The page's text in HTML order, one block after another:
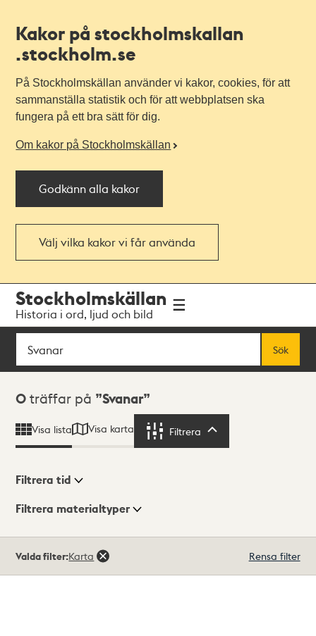
Kakor på stockholmskallan
.stockholm.se
På Stockholmskällan använder vi kakor, cookies, för att
sammanställa statistik och för att webbplatsen ska
fungera på ett bra sätt för dig.
Om kakor på Stockholmskällan
Godkänn alla kakor
Välj vilka kakor vi får använda
navigationen
huvudinnehållet
Stockholmskällan
Historia i ord, ljud och bild
Sök
Sök
Sökresultat
0 träffar på Svanar
Visa lista Visa karta Filtrera
Visningsläge
Filtrera tid
Filtrera materialtyper
träffar
Valda filter:Karta Rensa filter